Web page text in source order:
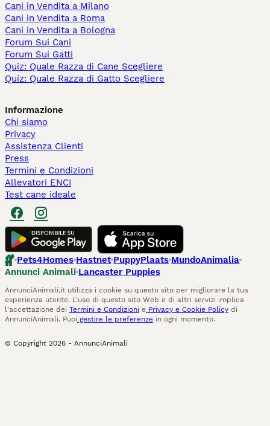
Cani in Vendita a Milano
Cani in Vendita a Roma
Cani in Vendita a Bologna
Forum Sui Cani
Forum Sui Gatti
Quiz: Quale Razza di Cane Scegliere
Quiz: Quale Razza di Gatto Scegliere
Informazione
Chi siamo
Privacy
Assistenza Clienti
Press
Termini e Condizioni
Allevatori ENCI
Test cane ideale
Pets4Homes Hastnet PuppyPlaats MundoAnimalia
Annunci Animali Lancaster Puppies
AnnunciAnimali.it utilizza i cookie su questo sito per migliorare la tua
esperienza utente. L'uso di questo sito Web e di altri servizi implica
l'accettazione dei Termini e Condizioni e Privacy e Cookie Policy di
AnnunciAnimali. Puoi gestire le preferenze in ogni momento.
© Copyright 2026 - AnnunciAnimali